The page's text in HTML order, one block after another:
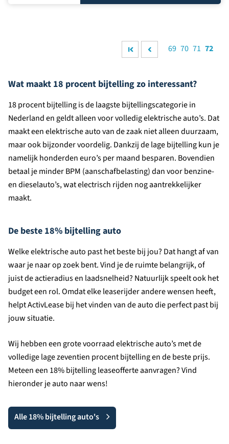
69 70 71 72
Wat maakt 18 procent bijtelling zo interessant?
18 procent bijtelling is de laagste bijtellingscategorie in
Nederland en geldt alleen voor volledig elektrische auto’s. Dat
maakt een elektrische auto van de zaak niet alleen duurzaam,
maar ook bijzonder voordelig. Dankzij de lage bijtelling kun je
namelijk honderden euro’s per maand besparen. Bovendien
betaal je minder BPM (aanschafbelasting) dan voor benzine-
en dieselauto’s, wat electrisch rijden nog aantrekkelijker
maakt.
De beste 18% bijtelling auto
Welke elektrische auto past het beste bij jou? Dat hangt af van
waar je naar op zoek bent. Vind je de ruimte belangrijk, of
juist de actieradius en laadsnelheid? Natuurlijk speelt ook het
budget een rol. Omdat elke leaserijder andere wensen heeft,
helpt ActivLease bij het vinden van de auto die perfect past bij
jouw situatie.
Wij hebben een grote voorraad elektrische auto’s met de
volledige lage zeventien procent bijtelling en de beste prijs.
Meteen een 18% bijtelling leaseofferte aanvragen? Vind
hieronder je auto naar wens!
Alle 18% bijtelling auto's